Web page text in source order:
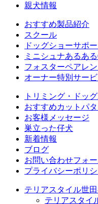
親犬情報
おすすめ製品紹介
スクール
ドッグショーサポー
ミニシュナあるあ
フォスターペアレン
オーナー特別サー
トリミング・ドッ
おすすめカットパ
お客様メッセージ
巣立った仔犬
新着情報
ブログ
お問い合わせフォ
プライバシーポリ
テリアスタイル世
テリアスタイ